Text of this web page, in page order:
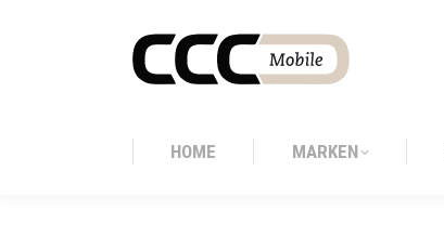
HOME MARKEN
HOME MARKEN